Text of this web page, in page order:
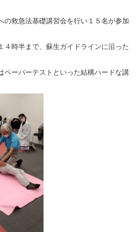
の救急法基礎講習会を行い１５名が参加
４時半まで、蘇生ガイドラインに沿った
ペーパーテストといった結構ハードな講